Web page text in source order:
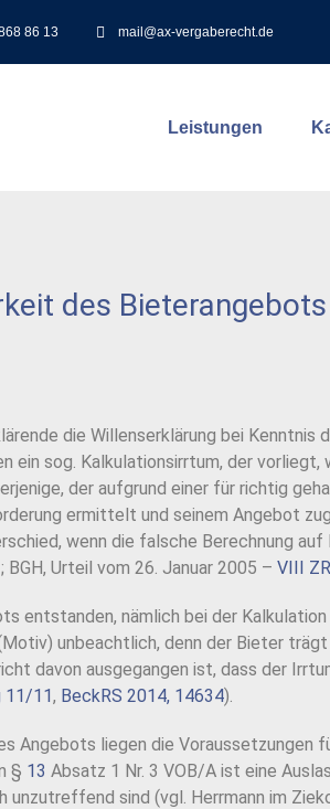
86 13 mail@ax-vergaberecht.de
Leistungen
des
die Willenserklärung bei
ein sog. Kalkulationsirrtum, der
der aufgrund einer für richtig
ermittelt und seinem Angebot
wenn die falsche Berechnung
BGH, Urteil vom 26. Januar 2005 – VIII
entstanden, nämlich bei der
unbeachtlich, denn der Bieter
davon ausgegangen ist, dass der
11/11, BeckRS 2014, 14634).
liegen die Voraussetzungen
§ 13 Absatz 1 Nr. 3 VOB/A ist eine
sind (vgl. Herrmann im